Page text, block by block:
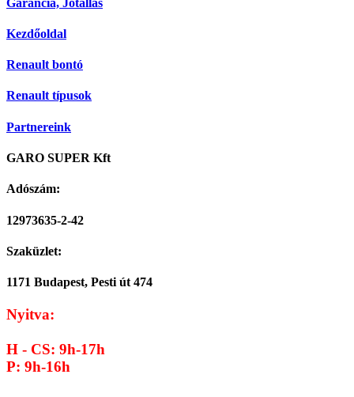
Kezdőoldal
Renault bontó
Renault típusok
Partnereink
GARO SUPER Kft
Adószám:
12973635-2-42
Szaküzlet:
1171 Budapest, Pesti út 474
Nyitva:
H - CS: 9h-17h
P: 9h-16h